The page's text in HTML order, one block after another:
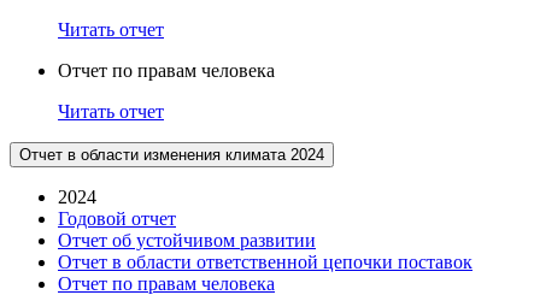
Читать отчет
Отчет по правам человека
Читать отчет
Отчет в области изменения климата 2024
2024
Годовой отчет
Отчет об устойчивом развитии
Отчет в области ответственной цепочки поставок
Отчет по правам человека